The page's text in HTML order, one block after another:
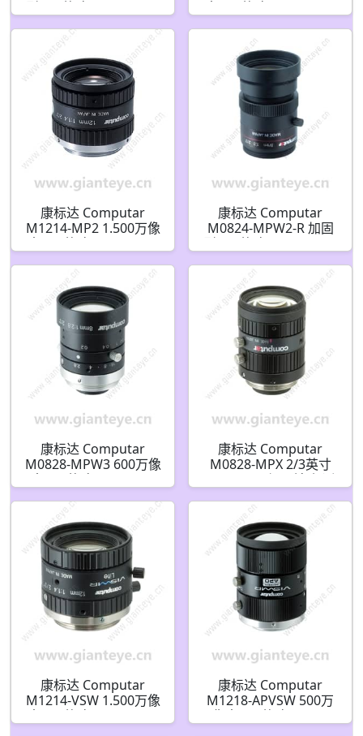
型 2/3英寸 8mm 500万
素 2/3英寸 12mm F1.8
康标达 Computar
M1214-MP2 1.500万像
素 2/3英寸 12mm F1.4
康标达 Computar
M0824-MPW2-R 加固
型 2/3英寸 8mm 500万
康标达 Computar
M0828-MPW3 600万像
素 2/3英寸 8mm F2.8
视觉镜头 带浮动系统(C
接口)
康标达 Computar
M0828-MPX 2/3英寸
8mm F2.8 加固镜头 适
像机(C接口)
康标达 Computar
M1214-VSW 1.500万像
素 2/3英寸 12mm F1.4
康标达 Computar
M1218-APVSW 500万
像素 2/3英寸 12mm